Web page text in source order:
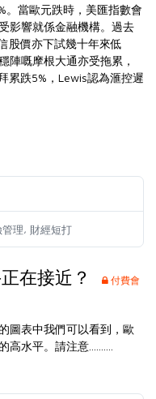
。當歐元跌時，美匯指數會
影響就係金融機構。過去
股價亦下試幾十年來低
陣嘅摩根大通亦受拖累，
累跌5%，Lewis認為滙控遲
管理, 財經短打
在接近？
付費會
圖表中我們可以看到，歐
水平。請注意..........